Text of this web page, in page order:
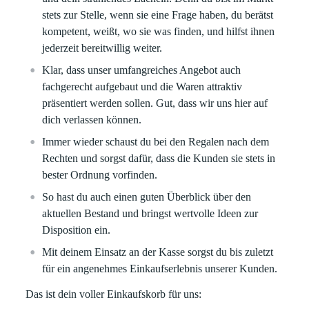
stets zur Stelle, wenn sie eine Frage haben, du berätst
kompetent, weißt, wo sie was finden, und hilfst ihnen
jederzeit bereitwillig weiter.
Klar, dass unser umfangreiches Angebot auch
fachgerecht aufgebaut und die Waren attraktiv
präsentiert werden sollen. Gut, dass wir uns hier auf
dich verlassen können.
Immer wieder schaust du bei den Regalen nach dem
Rechten und sorgst dafür, dass die Kunden sie stets in
bester Ordnung vorfinden.
So hast du auch einen guten Überblick über den
aktuellen Bestand und bringst wertvolle Ideen zur
Disposition ein.
Mit deinem Einsatz an der Kasse sorgst du bis zuletzt
für ein angenehmes Einkaufserlebnis unserer Kunden.
Das ist dein voller Einkaufskorb für uns: